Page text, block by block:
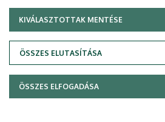
KIVÁLASZTOTTAK MENTÉSE
ÖSSZES ELUTASÍTÁSA
WITHDRAW CONSENT
ÖSSZES ELFOGADÁSA